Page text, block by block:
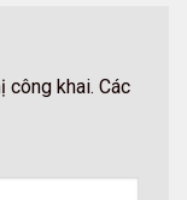
công khai. Các